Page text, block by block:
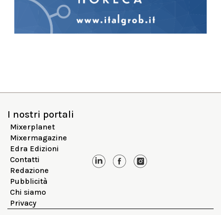
I nostri portali
Mixerplanet
Mixermagazine
Edra Edizioni
Contatti
Redazione
Pubblicità
Chi siamo
Privacy